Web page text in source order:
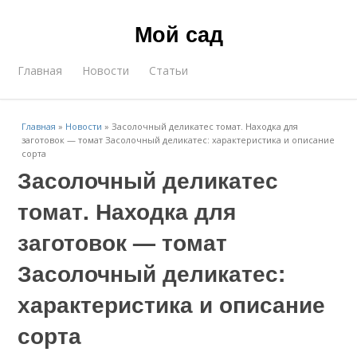
Мой сад
Главная Новости Статьи
Главная » Новости »Засолочный деликатес томат. Находка для
заготовок — томат Засолочный деликатес: характеристика и описание
сорта
Засолочный деликатес
томат. Находка для
заготовок — томат
Засолочный деликатес:
характеристика и описание
сорта